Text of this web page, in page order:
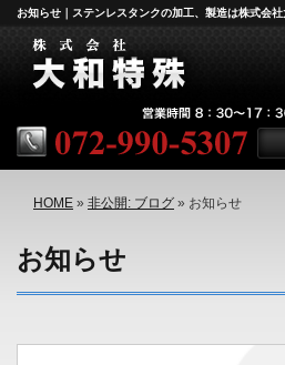
お知らせ｜ステンレスタンクの加工、製造は株式会
HOME » 非公開: ブログ » お知らせ
お知らせ